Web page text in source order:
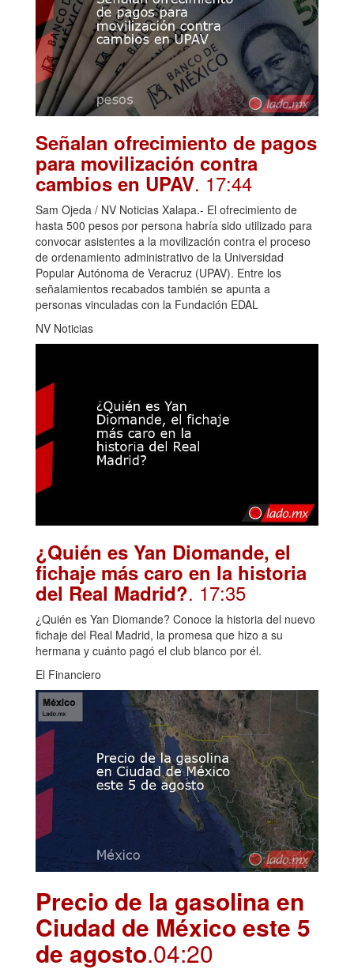
Señalan ofrecimiento de pagos
para movilización contra
cambios en UPAV. 17:44
Sam Ojeda / NV Noticias Xalapa.- El ofrecimiento de
hasta 500 pesos por persona habría sido utilizado para
convocar asistentes a la movilización contra el proceso
de ordenamiento administrativo de la Universidad
Popular Autónoma de Veracruz (UPAV). Entre los
señalamientos recabados también se apunta a
personas vinculadas con la Fundación EDAL
NV Noticias
¿Quién es Yan Diomande, el
fichaje más caro en la historia
del Real Madrid?. 17:35
¿Quién es Yan Diomande? Conoce la historia del nuevo
fichaje del Real Madrid, la promesa que hizo a su
hermana y cuánto pagó el club blanco por él.
El Financiero
Precio de la gasolina en
Ciudad de México este 5
de agosto.04:20